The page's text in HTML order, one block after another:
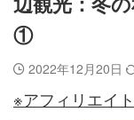
辺観光：冬
①
2022年12月20日
※アフィリエイ